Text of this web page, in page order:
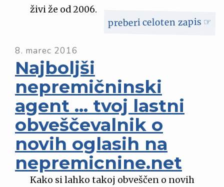
živi že od 2006.
preberi celoten zapis ☞
8. marec 2016
Najboljši
nepremičninski
agent … tvoj lastni
obveščevalnik o
novih oglasih na
nepremicnine.net
Kako si lahko takoj obveščen o novih